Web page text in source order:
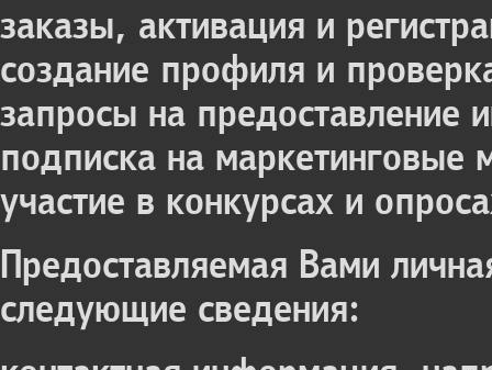
заказы, активация и
создание профиля и
запросы на предоставление
подписка на
участие в конкурсах и
Предоставляемая Вами
следующие сведения: